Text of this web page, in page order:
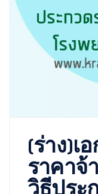
(ร่าง)เ
ราคาจ้